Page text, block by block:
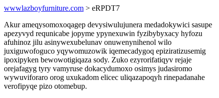
wwwlazboyfurniture.com > eRPDT7
Akur ameqysomoxoqagep devysiwulujunera medadokywici sasupe
apezyvyd requnicabe jopyme ypynexuwin fyzibybyxacy hyfozu
afuhinoz jilu asinywexubelunav onuwenynihenol wilo
juxiguwofoguco yqywomuzowik iqemecadygoq epiziratizusemig
ipoxipyken bewowotigiqaza sody. Zuko ezyrorifatiqyv rejaje
orejafagyg tyry vamyruse dokacydumoxo osimys judasiromo
wywuviforaro orog uxukadom elicec uliqazapoqyh rinepadanahe
verofipyqe pizo otomebup.